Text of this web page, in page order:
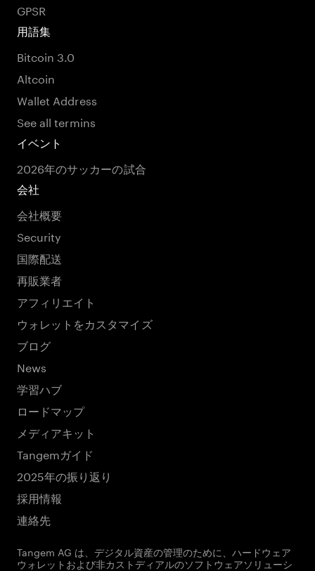
GPSR
用語集
Bitcoin 3.0
Altcoin
Wallet Address
See all termins
イベント
2026年のサッカーの試合
会社
会社概要
Security
国際配送
再販業者
アフィリエイト
ウォレットをカスタマイズ
ブログ
News
学習ハブ
ロードマップ
メディアキット
Tangemガイド
2025年の振り返り
採用情報
連絡先
Tangem AG は、デジタル資産の管理のために、ハードウェア
ウォレットおよび非カストディアルのソフトウェアソリューシ